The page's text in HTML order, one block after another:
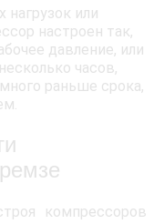
или
настроен так,
давление, или
часов,
раньше срока,
компрессоров